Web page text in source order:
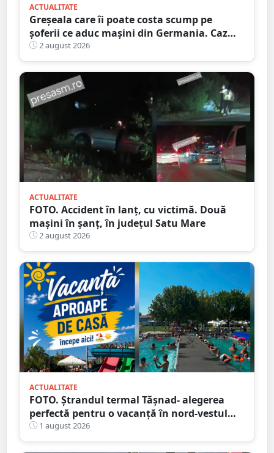
ACTUALITATE
Greșeala care îi poate costa scump pe
șoferii ce aduc mașini din Germania. Caz
descoperit în Satu Mare
2 august 2026
ACTUALITATE
FOTO. Accident în lanț, cu victimă. Două
mașini în șanț, în județul Satu Mare
2 august 2026
ACTUALITATE
FOTO. Ștrandul termal Tășnad- alegerea
perfectă pentru o vacanță în nord-vestul
României
1 august 2026